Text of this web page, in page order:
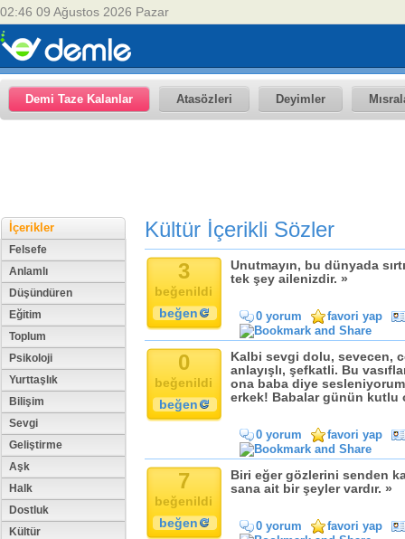
02:46 09 Ağustos 2026 Pazar
Demi Taze Kalanlar Atasözleri Deyimler
İçerikler
Felsefe
Anlamlı
Düşündüren
Eğitim
Toplum
Psikoloji
Yurttaşlık
Bilişim
Sevgi
Geliştirme
Aşk
Halk
Dostluk
Kültür
Kültür İçerikli Sözler
3
beğenildi
beğen
Unutmayın, bu dünyada
tek şey ailenizdir. »
0 yorum favori yap
0
beğenildi
beğen
Kalbi sevgi dolu, sevecen,
anlayışlı, şefkatli. Bu
ona baba diye
erkek! Babalar günün kutlu
0 yorum favori yap
7
beğenildi
beğen
Biri eğer gözlerini senden
sana ait bir şeyler vardır. »
0 yorum favori yap